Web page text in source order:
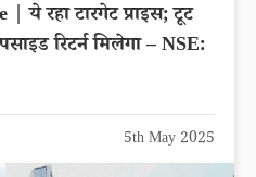
रहा टारगेट प्राइस; टूट
रिटर्न मिलेगा – NSE:
5th May 2025